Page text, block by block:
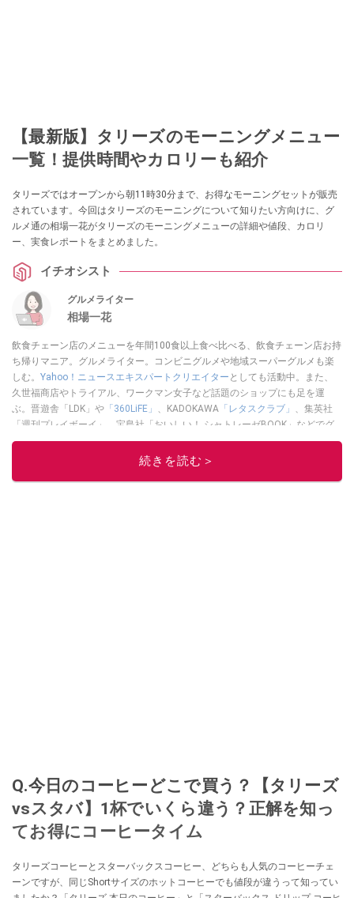
【最新版】タリーズのモーニングメニュー
一覧！提供時間やカロリーも紹介
タリーズではオープンから朝11時30分まで、お得なモーニングセットが販売
されています。今回はタリーズのモーニングについて知りたい方向けに、グ
ルメ通の相場一花がタリーズのモーニングメニューの詳細や値段、カロリ
ー、実食レポートをまとめました。
イチオシスト
グルメライター
相場一花
飲食チェーン店のメニューを年間100食以上食べ比べる、飲食チェーン店お持
ち帰りマニア。グルメライター。コンビニグルメや地域スーパーグルメも楽
しむ。 Yahoo！ニュースエキスパートクリエイター としても活動中。また、
久世福商店やトライアル、ワークマン女子など話題のショップにも足を運
ぶ。晋遊舎「LDK」や 「360LiFE」 、KADOKAWA 「レタスクラブ」
、集英社
「週刊プレイボーイ」、宝島社「おいしい！ シャトレーゼBOOK」などでグ
ルメライター、食の専門家として出演実績あり。
このイチオシストの他の記事を読む
続きを読む＞
Q.今日のコーヒーどこで買う？【タリーズ
vsスタバ】1杯でいくら違う？正解を知っ
てお得にコーヒータイム
タリーズコーヒーとスターバックスコーヒー、どちらも人気のコーヒーチェ
ーンですが、同じShortサイズのホットコーヒーでも値段が違うって知ってい